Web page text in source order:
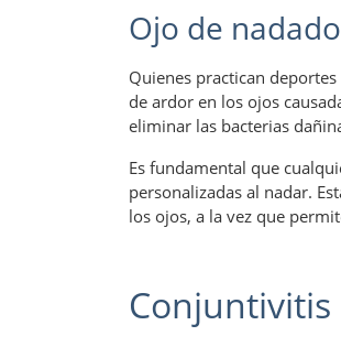
Ojo de
Quienes practican
de ardor en los ojos
eliminar las bacterias
Es fundamental que
personalizadas al nadar.
los ojos, a la vez que
Conjuntivitis